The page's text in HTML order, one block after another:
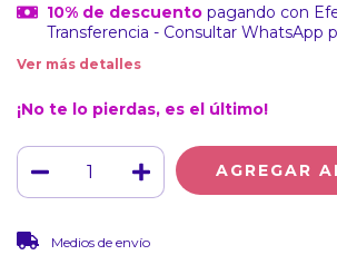
10% de descuentopagando con
Transferencia - Consultar WhatsApp
Ver más detalles
¡No te lo pierdas, es el último!
Entregas para el CP:
Medios de envío